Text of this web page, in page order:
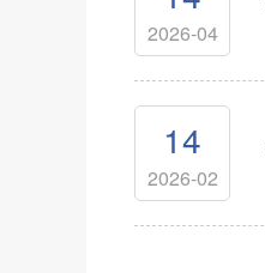
2026-04
14
2026-02